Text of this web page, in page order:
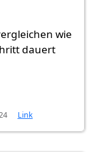
wie
dauert
Link